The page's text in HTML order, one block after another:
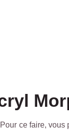
ce faire,